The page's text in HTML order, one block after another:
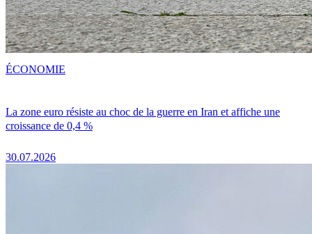
La zone euro résiste au choc de la guerre en Iran et affiche une
croissance de 0,4 %
30.07.2026
ÉCONOMIE